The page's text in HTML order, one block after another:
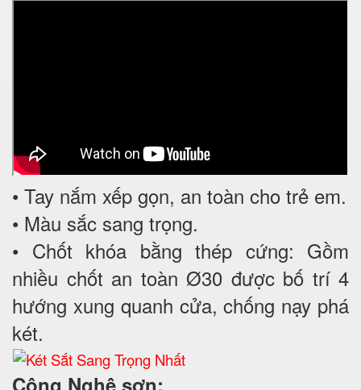
• Tay nắm xếp gọn, an toàn cho trẻ em.
• Màu sắc sang trọng.
• Chốt khóa bằng thép cứng: Gồm
nhiều chốt an toàn Ø30 được bố trí 4
hướng xung quanh cửa, chống nạy phá
két.
Công Nghệ sơn: